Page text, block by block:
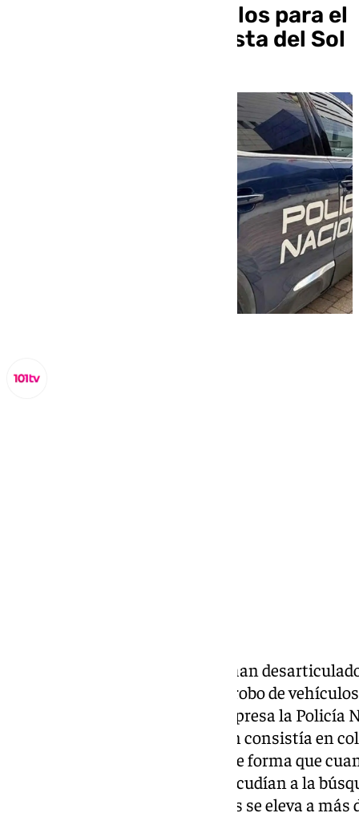
proveedora de vehículos para el
narcotráfico en la Costa del Sol
Agentes de la Policía Nacional han
presuntamente, se dedicaba al robo de
narcotraficantes. Tal y como expresa la
modus operandi que empleaban consistía en
geolocalización en los coches, de forma que
organización los necesitaban, acudían a la
El daño económico por los robos se eleva a